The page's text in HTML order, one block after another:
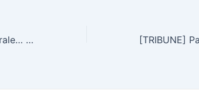
Discours de politique générale… trop générale